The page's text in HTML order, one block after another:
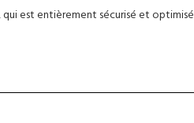
est entièrement sécurisé et